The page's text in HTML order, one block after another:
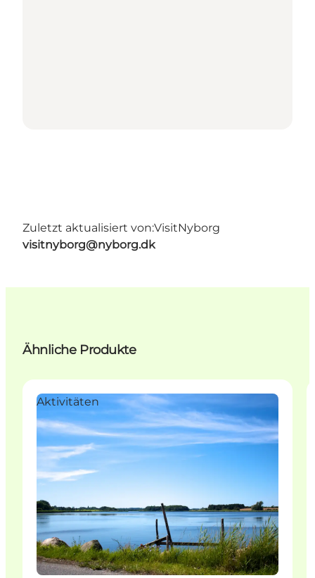
Zuletzt aktualisiert von:VisitNyborg
visitnyborg@nyborg.dk
Ähnliche Produkte
Aktivitäten